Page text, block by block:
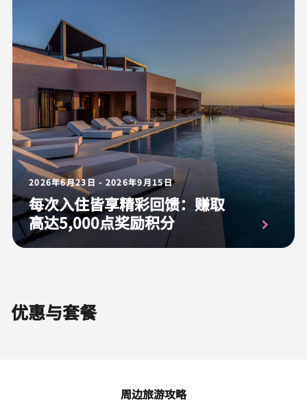
2026年6月23日 - 2026年9月15日
每次入住皆享精彩回馈：赚取
高达5,000点奖励积分
优惠与套餐
周边旅游攻略